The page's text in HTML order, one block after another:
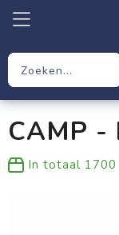
Werkkleding
Kleding
CAMP -
In totaal 1700